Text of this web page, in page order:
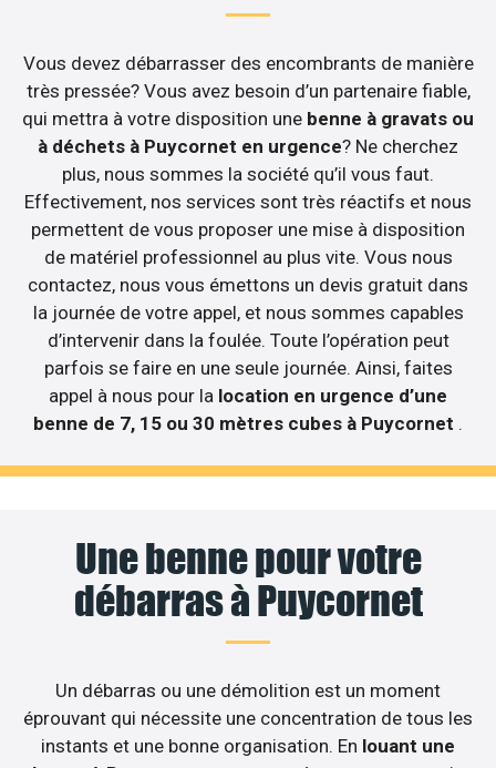
Vous devez débarrasser des encombrants de manière
très pressée? Vous avez besoin d’un partenaire fiable,
qui mettra à votre disposition une benne à gravats ou
à déchets à Puycornet en urgence? Ne cherchez
plus, nous sommes la société qu’il vous faut.
Effectivement, nos services sont très réactifs et nous
permettent de vous proposer une mise à disposition
de matériel professionnel au plus vite. Vous nous
contactez, nous vous émettons un devis gratuit dans
la journée de votre appel, et nous sommes capables
d’intervenir dans la foulée. Toute l’opération peut
parfois se faire en une seule journée. Ainsi, faites
appel à nous pour la location en urgence d’une
benne de 7, 15 ou 30 mètres cubes à Puycornet .
Une benne pour votre
débarras à Puycornet
Un débarras ou une démolition est un moment
éprouvant qui nécessite une concentration de tous les
instants et une bonne organisation. En louant une